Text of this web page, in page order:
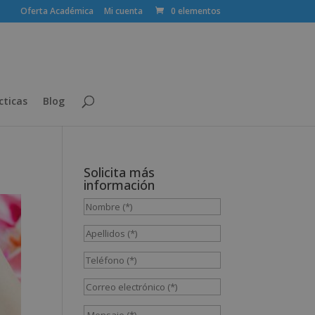
Oferta Académica Mi cuenta 0 elementos
Blog
Solicita más
información